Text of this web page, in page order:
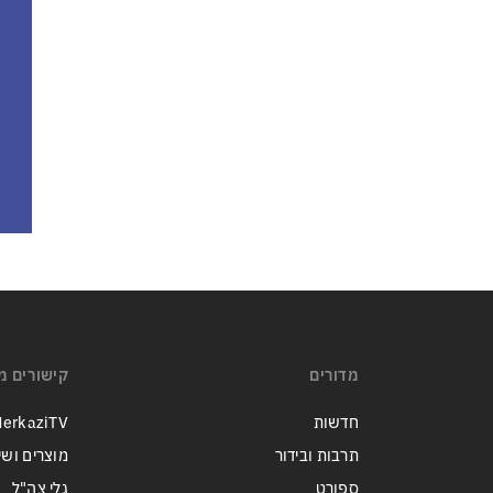
מדורים
חדשות
תרבות ובידור
קישורים
מוצרים